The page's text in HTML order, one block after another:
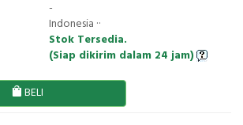
-
Indonesia ··
Stok Tersedia.
(Siap dikirim dalam 24 jam)
BELI